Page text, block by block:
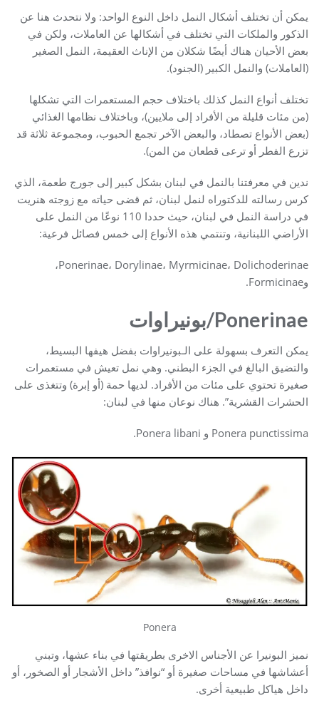
يمكن أن تختلف أشكال النمل داخل النوع الواحد: ولا نتحدث هنا عن
الذكور والملكات التي تختلف في أشكالها عن العاملات، ولكن في
بعض الأحيان هناك أيضًا شكلان من الإناث العقيمة، النمل الصغير
(العاملات) والنمل الكبير (الجنود).
تختلف أنواع النمل كذلك باختلاف حجم المستعمرات التي تشكلها
(من مئات قليلة من الأفراد إلى ملايين)، وباختلاف نظامها الغذائي
(بعض الأنواع تصطاد، والبعض الآخر تجمع الحبوب، ومجموعة ثلاثة قد
تزرع الفطر أو ترعى قطعان من المن).
ندين في معرفتنا بالنمل في لبنان بشكل كبير إلى جورج طعمة، الذي
كرس رسالته للدكتوراه لنمل لبنان، ثم قضى حياته مع زوجته هنريت
في دراسة النمل في لبنان، حيث حددا 110 نوعًا من النمل على
الأراضي اللبنانية، وتنتمي هذه الأنواع إلى خمس فصائل فرعية:
Ponerinae، Dorylinae، Myrmicinae، Dolichoderinae،
وFormicinae.
Ponerinae/بونيراوات
يمكن التعرف بسهولة على الـبونيراوات بفضل هيفها البسيط،
والتضيق البالغ في الجزء البطني. وهي نمل تعيش في مستعمرات
صغيرة تحتوي على مئات من الأفراد. لديها حمة (أو إبرة) وتتغذى على
الحشرات القشرية”. هناك نوعان منها في لبنان:
Ponera punctissima و Ponera libani.
Ponera
نميز البونيرا عن الأجناس الاخرى بطريقتها في بناء عشها، وتبني
أعشاشها في مساحات صغيرة أو “نوافذ” داخل الأشجار أو الصخور، أو
داخل هياكل طبيعية أخرى.